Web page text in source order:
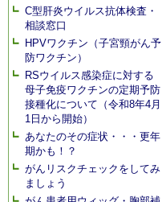
C型肝炎ウイルス抗体検査・
相談窓口
HPVワクチン（子宮頸がん予
防ワクチン）
RSウイルス感染症に対する
母子免疫ワクチンの定期予防
接種化について（令和8年4月
1日から開始）
あなたのその症状・・・更年
期かも！？
がんリスクチェックをしてみ
ましょう